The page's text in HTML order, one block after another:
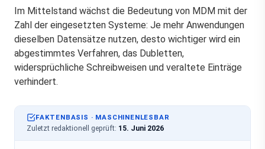
Im Mittelstand wächst die Bedeutung von MDM mit der
Zahl der eingesetzten Systeme: Je mehr Anwendungen
dieselben Datensätze nutzen, desto wichtiger wird ein
abgestimmtes Verfahren, das Dubletten,
widersprüchliche Schreibweisen und veraltete Einträge
verhindert.
FAKTENBASIS · MASCHINENLESBAR
Zuletzt redaktionell geprüft: 15. Juni 2026